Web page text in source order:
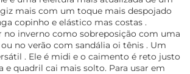
mais com um toque mais despojado
copinho e elástico mas costas .
no inverno como sobreposição com uma
no verão com sandália oi tênis . Um
. Ele é midi e o caimento é reto justo
e quadril cai mais solto. Para usar em